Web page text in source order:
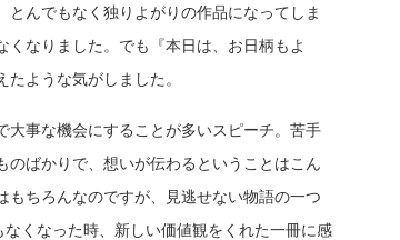
んでもなく独りよがりの作品になってしま
なりました。でも『本日は、お日柄もよ
ような気がしました。
事な機会にすることが多いスピーチ。苦手
ばかりで、想いが伝わるということはこん
ちろんなのですが、見逃せない物語の一つ
くなった時、新しい価値観をくれた一冊に感